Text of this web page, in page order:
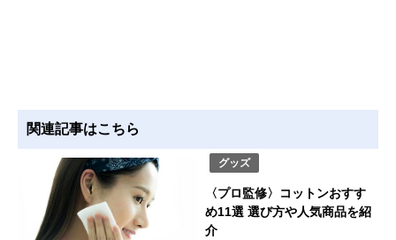
関連記事はこちら
グッズ
〈プロ監修〉コットンおすす
め11選 選び方や人気商品を紹
介